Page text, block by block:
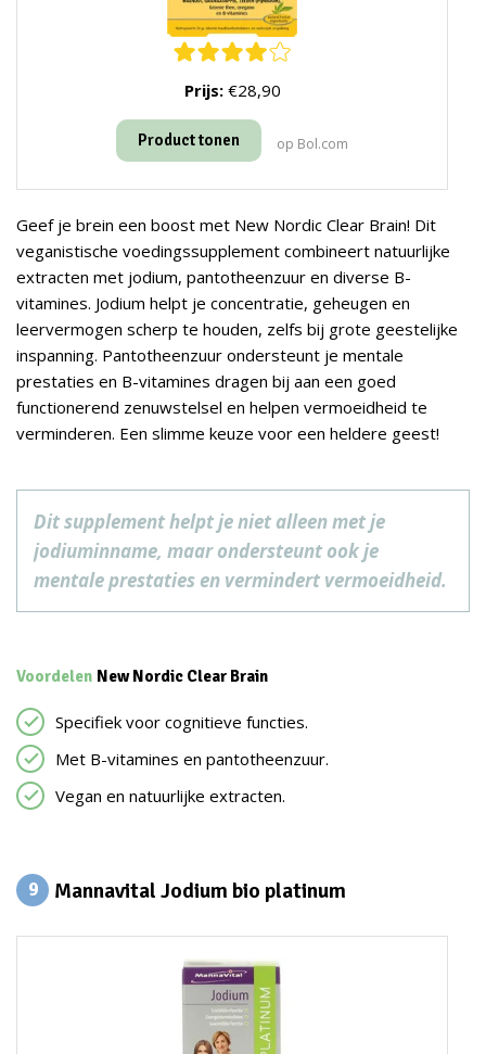
Prijs:€28,90
Product tonen op Bol.com
Geef je brein een boost met New Nordic Clear Brain! Dit
veganistische voedingssupplement combineert natuurlijke
extracten met jodium, pantotheenzuur en diverse B-
vitamines. Jodium helpt je concentratie, geheugen en
leervermogen scherp te houden, zelfs bij grote geestelijke
inspanning. Pantotheenzuur ondersteunt je mentale
prestaties en B-vitamines dragen bij aan een goed
functionerend zenuwstelsel en helpen vermoeidheid te
verminderen. Een slimme keuze voor een heldere geest!
Dit supplement helpt je niet alleen met je
jodiuminname, maar ondersteunt ook je
mentale prestaties en vermindert vermoeidheid.
Voordelen New Nordic Clear Brain
Specifiek voor cognitieve functies.
Met B-vitamines en pantotheenzuur.
Vegan en natuurlijke extracten.
9 Mannavital Jodium bio platinum